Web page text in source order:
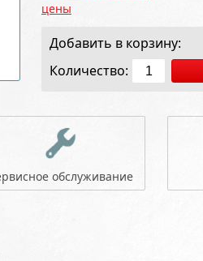
цены
Добавить в корзину:
Количество:
обслуживание